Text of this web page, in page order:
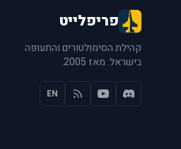
פריפלייט
קהילת הסימולטורים והתעופה
בישראל. מאז 2005.
EN